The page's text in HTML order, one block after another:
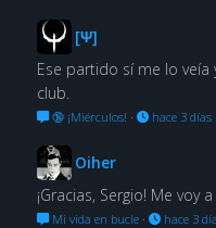
[Ψ]
Ese partido sí me lo veía
club.
🔞 ¡Miérculos! · hace 3 días
Oiher
¡Gracias, Sergio! Me voy
Mi vida en bucle· hace 3